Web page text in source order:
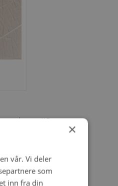
med egenart!Denne
ogPaper41
×
vår. Vi deler
som
inn fra din